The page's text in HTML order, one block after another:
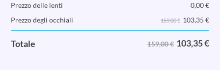
Prezzo delle lenti 0,00€
Prezzo degli occhiali
159,00 € 103,35 €
Totale 159,00 € 103,35€